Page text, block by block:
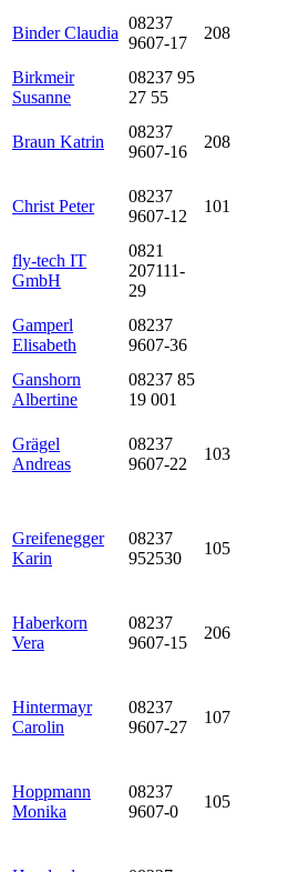
Binder Claudia
08237
9607-17
208
Birkmeir
Susanne
08237 95
27 55
Braun Katrin
08237
9607-16
208
Christ Peter
08237
9607-12
101
fly-tech IT
GmbH
0821
207111-
29
Gamperl
Elisabeth
08237
9607-36
Ganshorn
Albertine
08237 85
19 001
Grägel
Andreas
08237
9607-22
103
Greifenegger
Karin
08237
952530
105
Haberkorn
Vera
08237
9607-15
206
Hintermayr
Carolin
08237
9607-27
107
Hoppmann
Monika
08237
9607-0
105